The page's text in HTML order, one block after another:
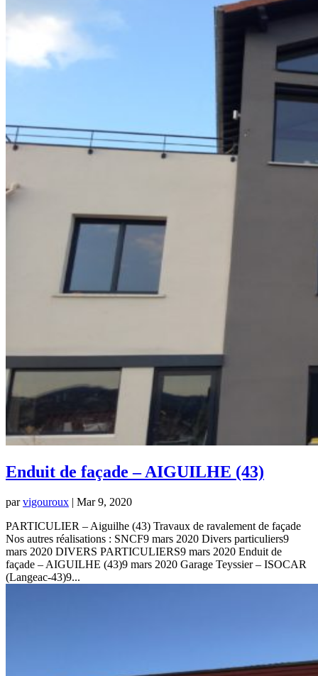
Enduit de façade – AIGUILHE (43)
parvigouroux | Mar 9, 2020
PARTICULIER – Aiguilhe (43) Travaux de ravalement de façade
Nos autres réalisations : SNCF9 mars 2020 Divers particuliers9
mars 2020 DIVERS PARTICULIERS9 mars 2020 Enduit de
façade – AIGUILHE (43)9 mars 2020 Garage Teyssier – ISOCAR
(Langeac-43)9...